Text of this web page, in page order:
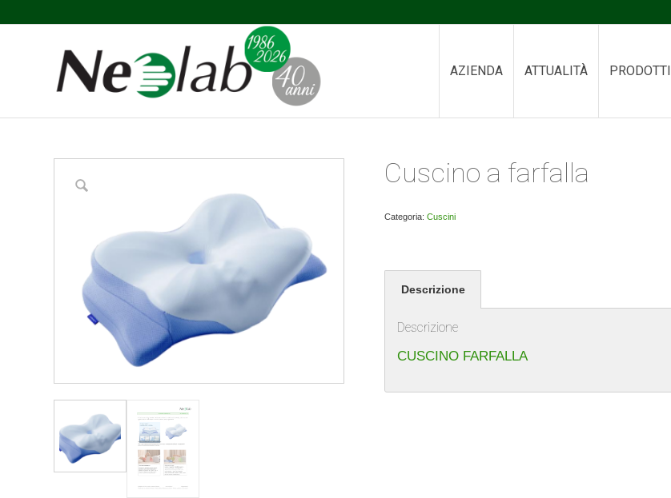
AZIENDA ATTUALITÀ PRODOTTI
Cuscino a farfalla
Categoria: Cuscini
Descrizione
Descrizione
CUSCINO FARFALLA